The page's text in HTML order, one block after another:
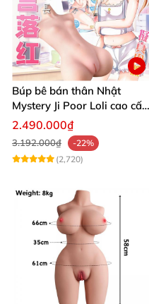
Búp bê bán thân Nhật
Mystery Ji Poor Loli cao cấp
6kg
2.490.000₫
3.192.000₫
-22%
(2,720)